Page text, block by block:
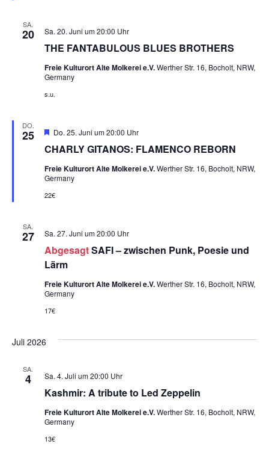
SA.
20
THE FANTABULOUS BLUES BROTHERS
Sa. 20. Juni um 20:00 Uhr
Freie Kulturort Alte Molkerei e.V.Werther Str. 16, Bocholt, NRW,
Germany
s.u.
DO.
25
CHARLY GITANOS: FLAMENCO REBORN
Hervorgehoben
Do. 25. Juni um 20:00 Uhr
Freie Kulturort Alte Molkerei e.V.Werther Str. 16, Bocholt, NRW,
Germany
22€
SA.
27
AbgesagtSAFI – zwischen Punk, Poesie und
Lärm
Sa. 27. Juni um 20:00 Uhr
Freie Kulturort Alte Molkerei e.V.Werther Str. 16, Bocholt, NRW,
Germany
17€
Juli 2026
SA.
4
Kashmir: A tribute to Led Zeppelin
Sa. 4. Juli um 20:00 Uhr
Freie Kulturort Alte Molkerei e.V.Werther Str. 16, Bocholt, NRW,
Germany
13€